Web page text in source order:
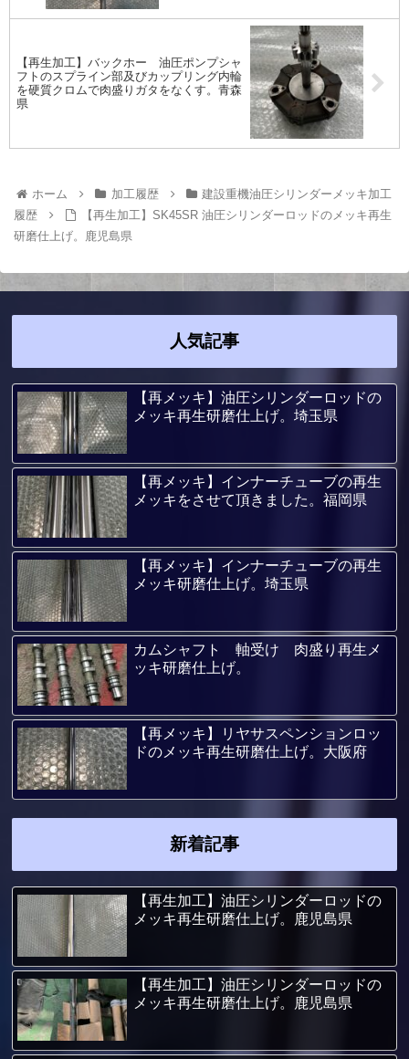
【再生加工】バックホー 油圧ポンプシャ
フトのスプライン部及びカップリング内輪
を硬質クロムで肉盛りガタをなくす。青森
県
ホーム 加工履歴
建設重機油圧シリンダーメッキ加工
履歴
【再生加工】SK45SR 油圧シリンダーロッドのメッキ再生
研磨仕上げ。鹿児島県
人気記事
【再メッキ】油圧シリンダーロッドの
メッキ再生研磨仕上げ。埼玉県
【再メッキ】インナーチューブの再生
メッキをさせて頂きました。福岡県
【再メッキ】インナーチューブの再生
メッキ研磨仕上げ。埼玉県
カムシャフト 軸受け 肉盛り再生メ
ッキ研磨仕上げ。
【再メッキ】リヤサスペンションロッ
ドのメッキ再生研磨仕上げ。大阪府
新着記事
【再生加工】油圧シリンダーロッドの
メッキ再生研磨仕上げ。鹿児島県
【再生加工】油圧シリンダーロッドの
メッキ再生研磨仕上げ。鹿児島県